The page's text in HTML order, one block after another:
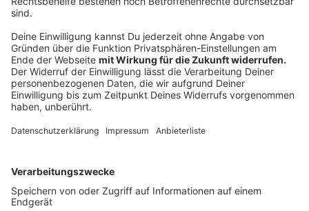
Ticketverkauf und Livestream
Anzeige
Alle Inhaber einer Unterstützer-Dauerkarte-und alle
Dauerkarten wurden im Vorfeld verschickt. Die
personalisiert imOnline-Ticketshop
Münster Arkaden gekauft werden. Pro Person waren
maximal 2 Tickets erhältlich, eine Tageskasse gab es